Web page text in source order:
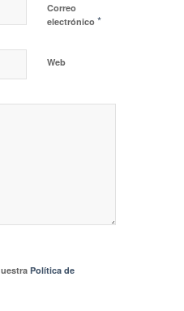
Correo
electrónico *
Web
Política de